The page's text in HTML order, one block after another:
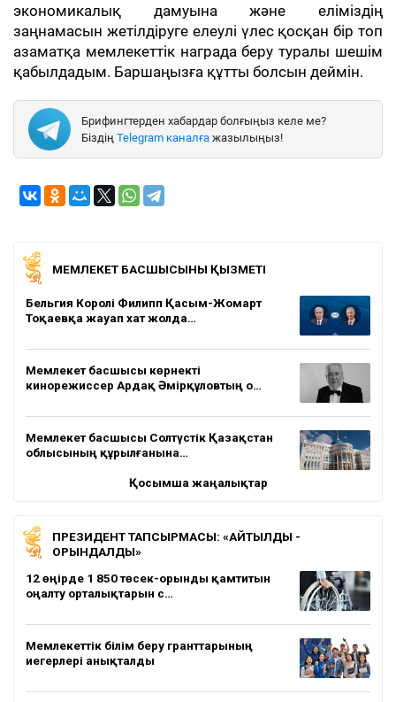
экономикалық дамуына және еліміздің
заңнамасын жетілдіруге елеулі үлес қосқан бір топ
азаматқа мемлекеттік награда беру туралы шешім
қабылдадым. Баршаңызға құтты болсын деймін.
Брифингтерден хабардар болғыңыз келе ме?
Біздің Telegram каналға жазылыңыз!
МЕМЛЕКЕТ БАСШЫСЫНЫҢ ҚЫЗМЕТІ
Бельгия Королі Филипп Қасым-Жомарт
Тоқаевқа жауап хат жолда…
Мемлекет басшысы көрнекті
кинорежиссер Ардақ Әмірқұловтың о…
Мемлекет басшысы Солтүстік Қазақстан
облысының құрылғанына…
Қосымша жаңалықтар
ПРЕЗИДЕНТ ТАПСЫРМАСЫ: «АЙТЫЛДЫ -
ОРЫНДАЛДЫ»
12 өңірде 1 850 төсек-орынды қамтитын
оңалту орталықтарын с…
Мемлекеттік білім беру гранттарының
иегерлері анықталды